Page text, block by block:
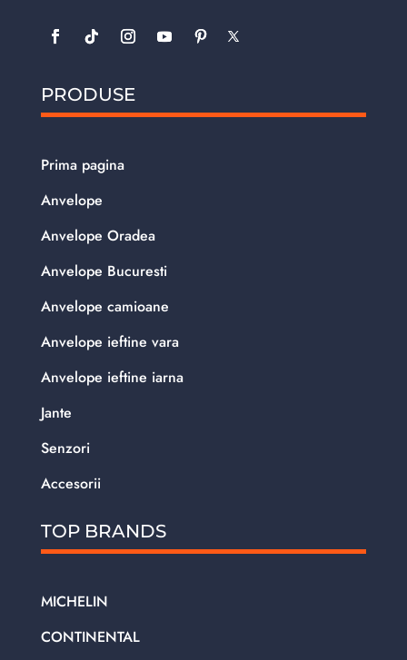
PRODUSE
Prima pagina
Anvelope
Anvelope Oradea
Anvelope Bucuresti
Anvelope camioane
Anvelope ieftine vara
Anvelope ieftine iarna
Jante
Senzori
Accesorii
TOP BRANDS
MICHELIN
CONTINENTAL